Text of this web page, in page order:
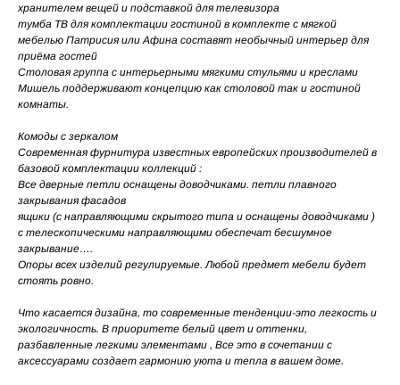
хранителем вещей и подставкой для телевизора
тумба ТВ для комплектации гостиной в комплекте с мягкой
мебелью Патрисия или Афина составят необычный интерьер для
приёма гостей
Столовая группа с интерьерными мягкими стульями и креслами
Мишель поддерживают концепцию как столовой так и гостиной
комнаты.
Комоды с зеркалом
Современная фурнитура известных европейских производителей в
базовой комплектации коллекций :
Все дверные петли оснащены доводчиками. петли плавного
закрывания фасадов
ящики (с направляющими скрытого типа и оснащены доводчиками )
с телескопическими направляющими обеспечат бесшумное
закрывание….
Опоры всех изделий регулируемые. Любой предмет мебели будет
стоять ровно.
Что касается дизайна, то современные тенденции-это легкость и
экологичность. В приоритете белый цвет и оттенки,
разбавленные легкими элементами , Все это в сочетании с
аксессуарами создает гармонию уюта и тепла в вашем доме.